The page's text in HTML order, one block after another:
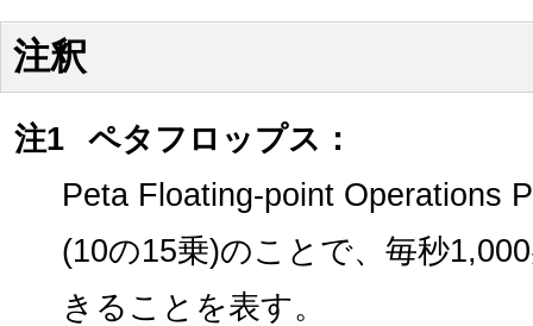
注釈
注1
ペタフロップス：
Peta Floating-point Operations
(10の15乗)のことで、毎秒
きることを表す。